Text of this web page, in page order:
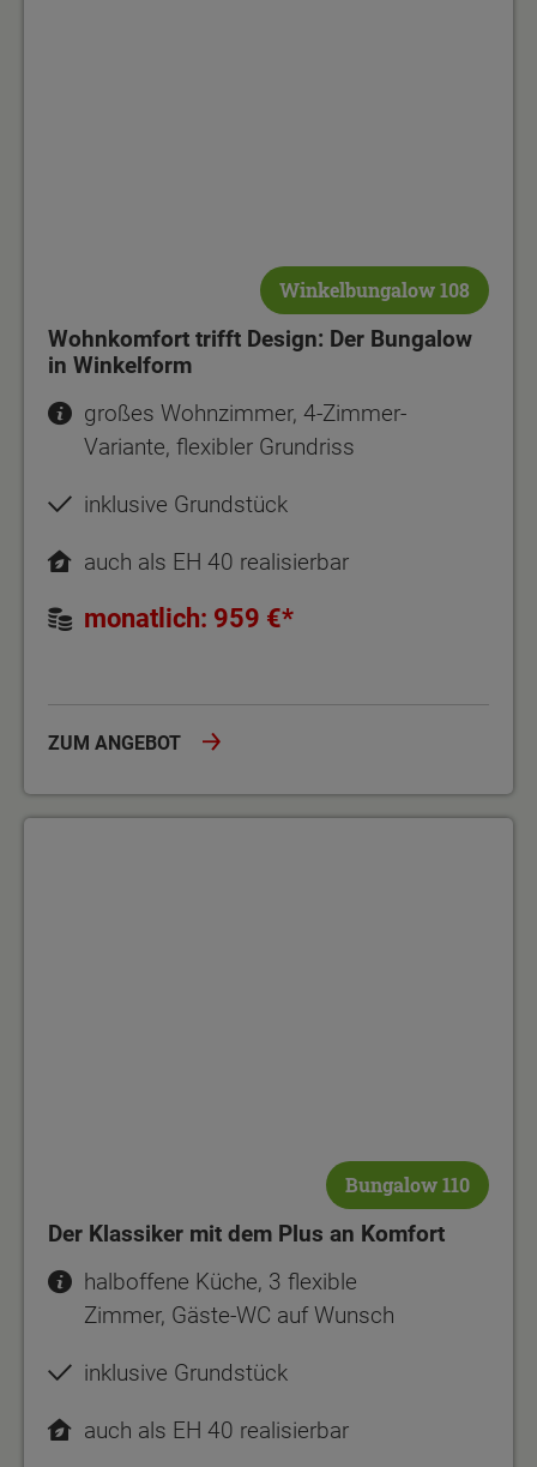
Winkelbungalow 108
Wohnkomfort trifft Design: Der Bungalow
in Winkelform
großes Wohnzimmer, 4-Zimmer-
Variante, flexibler Grundriss
inklusive Grundstück
auch als EH 40 realisierbar
monatlich: 959 €*
ZUM ANGEBOT
Bungalow 110
Der Klassiker mit dem Plus an Komfort
halboffene Küche, 3 flexible
Zimmer, Gäste-WC auf Wunsch
inklusive Grundstück
auch als EH 40 realisierbar